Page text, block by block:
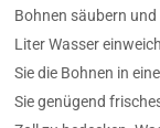
Bohnen säubern
Liter Wasser
Sie die Bohnen in
Sie genügend